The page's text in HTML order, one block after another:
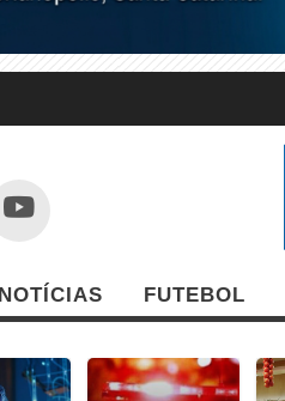
NOTÍCIAS FUTEBOL